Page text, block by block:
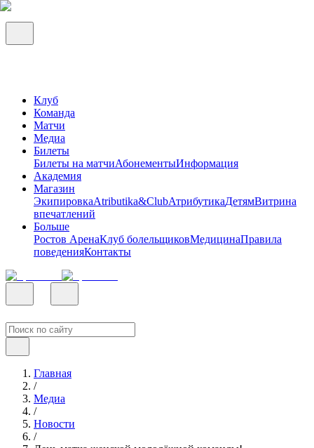
Клуб
Команда
Матчи
Медиа
Билеты
Билеты на матчиАбонементыИнформация
Академия
Магазин
ЭкипировкаAtributika&ClubАтрибутикаДетямВитрина
впечатлений
Больше
Ростов АренаКлуб болельщиковМедицинаПравила
поведенияКонтакты
Главная
/
Медиа
/
Новости
/